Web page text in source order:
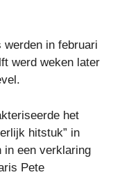
werden in februari
werd weken later
het
hitstuk” in
in een verklaring
Pete